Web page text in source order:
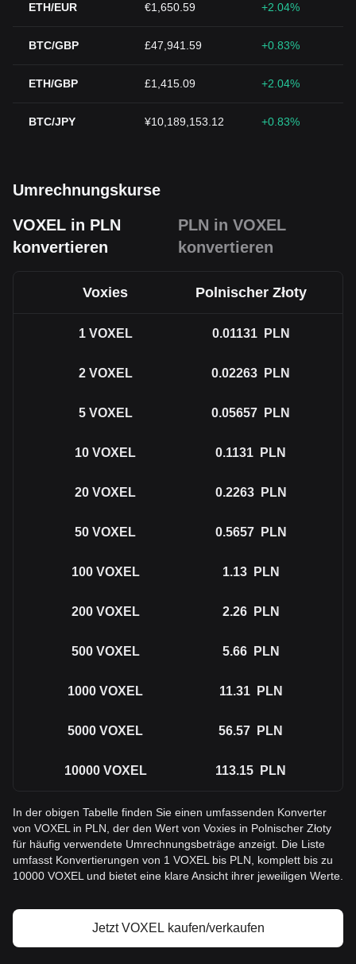
ETH/EUR €1,650.59 +2.04%
BTC/GBP £47,941.59 +0.83%
ETH/GBP £1,415.09 +2.04%
BTC/JPY ¥10,189,153.12 +0.83%
Umrechnungskurse
VOXEL in PLN
konvertieren
PLN in VOXEL
konvertieren
Voxies Polnischer Złoty
1 VOXEL 0.01131 PLN
2 VOXEL 0.02263 PLN
5 VOXEL 0.05657 PLN
10 VOXEL 0.1131 PLN
20 VOXEL 0.2263 PLN
50 VOXEL 0.5657 PLN
100 VOXEL 1.13 PLN
200 VOXEL 2.26 PLN
500 VOXEL 5.66 PLN
1000 VOXEL 11.31 PLN
5000 VOXEL 56.57 PLN
10000 VOXEL 113.15 PLN
In der obigen Tabelle finden Sie einen umfassenden Konverter
von VOXEL in PLN, der den Wert von Voxies in Polnischer Złoty
für häufig verwendete Umrechnungsbeträge anzeigt. Die Liste
umfasst Konvertierungen von 1 VOXEL bis PLN, komplett bis zu
10000 VOXEL und bietet eine klare Ansicht ihrer jeweiligen Werte.
Jetzt VOXEL kaufen/verkaufen